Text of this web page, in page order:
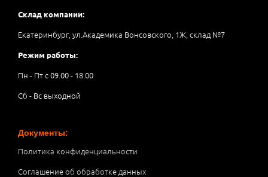
Склад компании:
Екатеринбург, ул.Академика Вонсовского, 1Ж, склад №7
Режим работы:
Пн - Пт с 09.00 - 18.00
Сб - Вс выходной
Документы:
Политика конфиденциальности
Соглашение об обработке данных